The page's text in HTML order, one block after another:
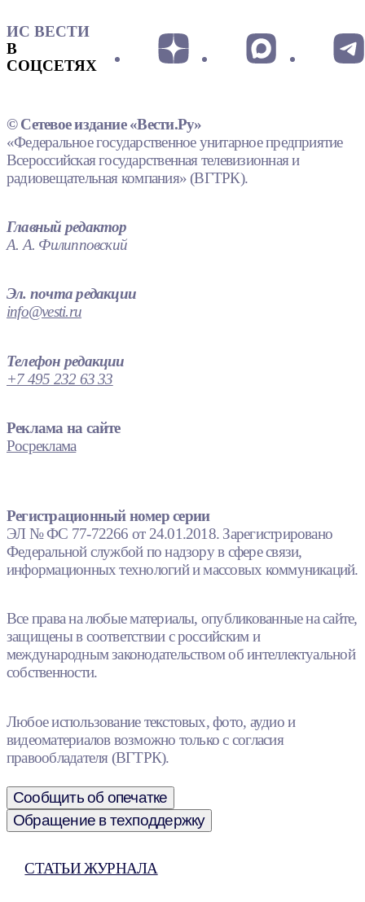
ИС ВЕСТИ
В
СОЦСЕТЯХ
© Сетевое издание «Вести.Ру»
«Федеральное государственное унитарное предприятие
Всероссийская государственная телевизионная и
радиовещательная компания» (ВГТРК).
Главный редактор
А. А. Филипповский
Эл. почта редакции
info@vesti.ru
Телефон редакции
+7 495 232 63 33
Реклама на сайте
Росреклама
Регистрационный номер серии
ЭЛ № ФС 77-72266 от 24.01.2018. Зарегистрировано
Федеральной службой по надзору в сфере связи,
информационных технологий и массовых коммуникаций.
Все права на любые материалы, опубликованные на сайте,
защищены в соответствии с российским и
международным законодательством об интеллектуальной
собственности.
Любое использование текстовых, фото, аудио и
видеоматериалов возможно только с согласия
правообладателя (ВГТРК).
Сообщить об опечатке
Обращение в техподдержку
СТАТЬИ ЖУРНАЛА